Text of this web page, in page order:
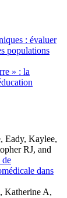
: évaluer
populations
» : la
Eady, Kaylee,
RJ, and
de
dans
Katherine A,